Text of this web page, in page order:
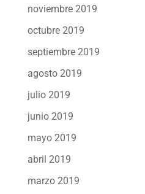
noviembre 2019
octubre 2019
septiembre 2019
agosto 2019
julio 2019
junio 2019
mayo 2019
abril 2019
marzo 2019